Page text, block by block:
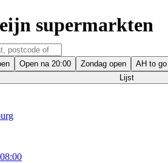
supermarkten
Open na 20:00 Zondag open AH to go
Lijst